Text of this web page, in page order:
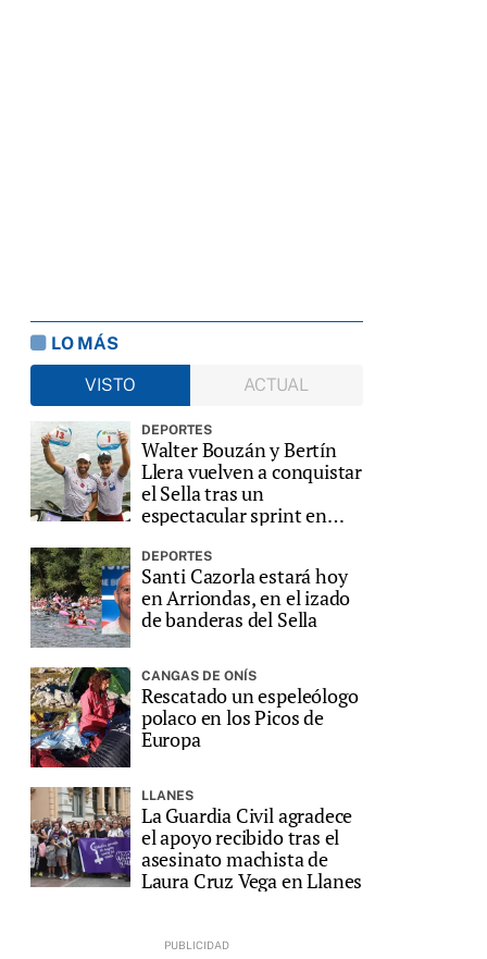
LO MÁS
VISTO
ACTUAL
DEPORTES
Walter Bouzán y Bertín
Llera vuelven a conquistar
el Sella tras un
espectacular sprint en
DEPORTES
Santi Cazorla estará hoy
en Arriondas, en el izado
de banderas del Sella
CANGAS DE ONÍS
Rescatado un espeleólogo
polaco en los Picos de
Europa
LLANES
La Guardia Civil agradece
el apoyo recibido tras el
asesinato machista de
Laura Cruz Vega en Llanes